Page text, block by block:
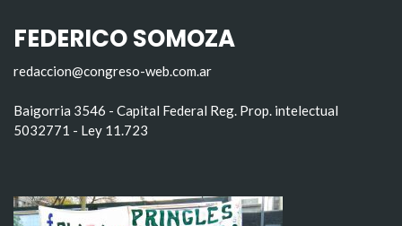
FEDERICO SOMOZA
redaccion@congreso-web.com.ar
Baigorria 3546 - Capital Federal Reg. Prop. intelectual
5032771 - Ley 11.723